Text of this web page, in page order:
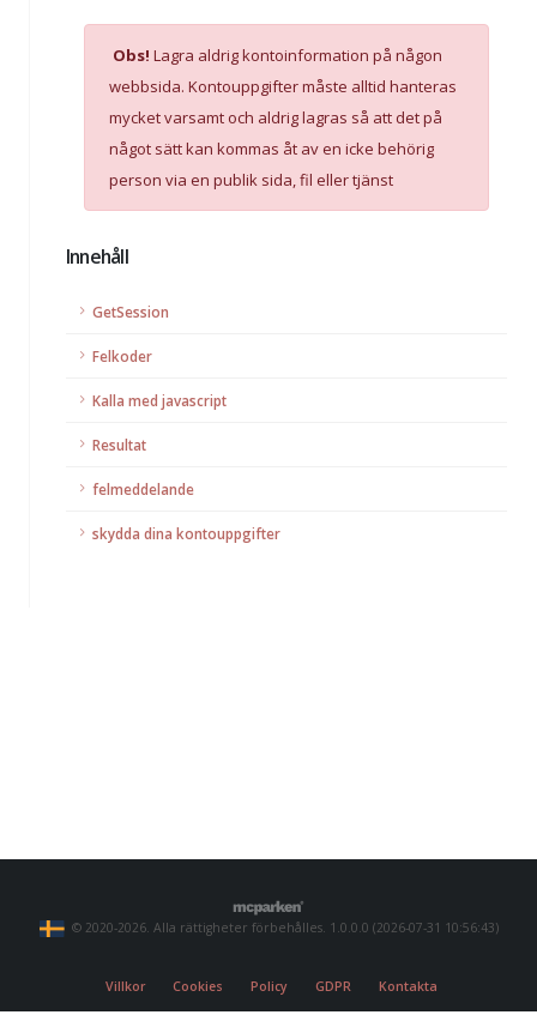
Obs! Lagra aldrig kontoinformation på någon
webbsida. Kontouppgifter måste alltid hanteras
mycket varsamt och aldrig lagras så att det på
något sätt kan kommas åt av en icke behörig
person via en publik sida, fil eller tjänst
Innehåll
GetSession
Felkoder
Kalla med javascript
Resultat
felmeddelande
skydda dina kontouppgifter
© 2020-2026. Alla rättigheter förbehålles. 1.0.0.0 (2026-07-31 10:56:43)
Villkor Cookies Policy GDPR Kontakta